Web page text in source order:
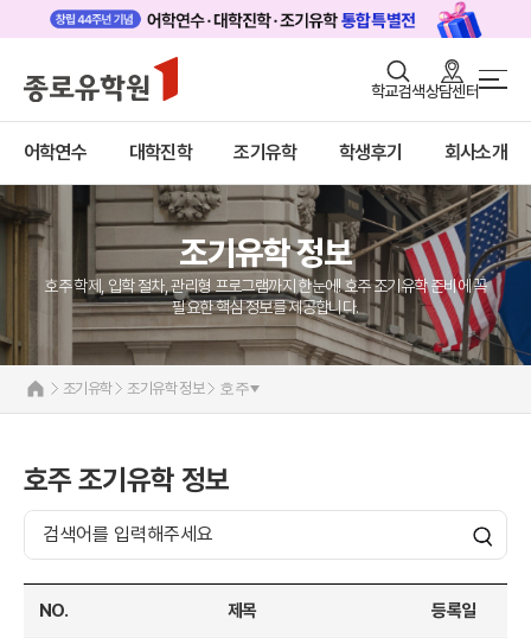
학교검색상담센터
어학연수 대학진학 조기유학 학생후기 회사소개
로그인 회원가입
어학연수
대학진학
조기/캠프
프로그램
학생후기
고객서비스
유학가이드
미국
캐나다
영국
호주
뉴질랜드
필리핀
교환학생
영어캠프
조기유학 정보
조기유학 정보
호주 학제, 입학 절차, 관리형 프로그램까지 한눈에! 호주 조기유학 준비에 꼭
필요한 핵심 정보를 제공합니다.
조기유학 조기유학 정보 호주
호주 조기유학 정보
NO. 제목 등록일